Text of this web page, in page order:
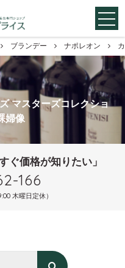
ブランデー ナポレオン
マスターズコレクショ
婦像
すぐ価格が知りたい」
166
木曜日定休）